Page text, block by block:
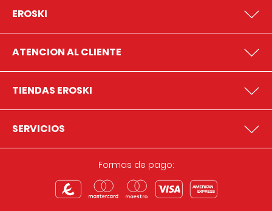
EROSKI
ATENCION AL CLIENTE
TIENDAS EROSKI
SERVICIOS
Formas de pago: